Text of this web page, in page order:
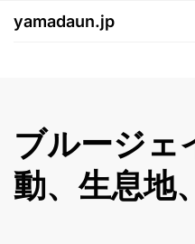
yamadaun.jp
ブルージェ
動、生息地